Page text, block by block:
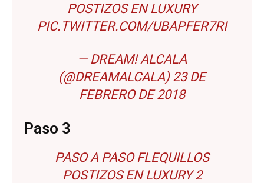
POSTIZOS EN LUXURY
PIC.TWITTER.COM/UBAPFER7RI
— DREAM! ALCALA
(@DREAMALCALA) 23 DE
FEBRERO DE 2018
Paso 3
PASO A PASO FLEQUILLOS
POSTIZOS EN LUXURY 2